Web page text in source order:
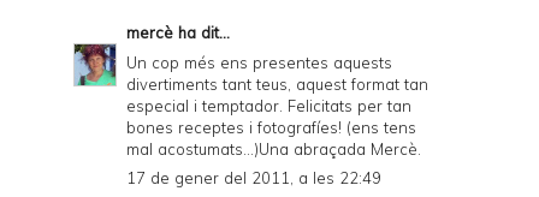
mercè ha dit...
Un cop més ens presentes aquests
divertiments tant teus, aquest format tan
especial i temptador. Felicitats per tan
bones receptes i fotografíes! (ens tens
mal acostumats...)Una abraçada Mercè.
17 de gener del 2011, a les 22:49